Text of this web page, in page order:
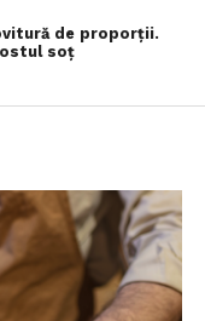
de proporții.
soț